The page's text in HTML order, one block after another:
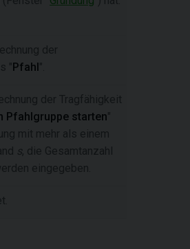
der
"Pfahl".
der Tragfähigkeit
Pfahlgruppe starten"
mit mehr als einem
s, die Gesamtanzahl
eingegeben.